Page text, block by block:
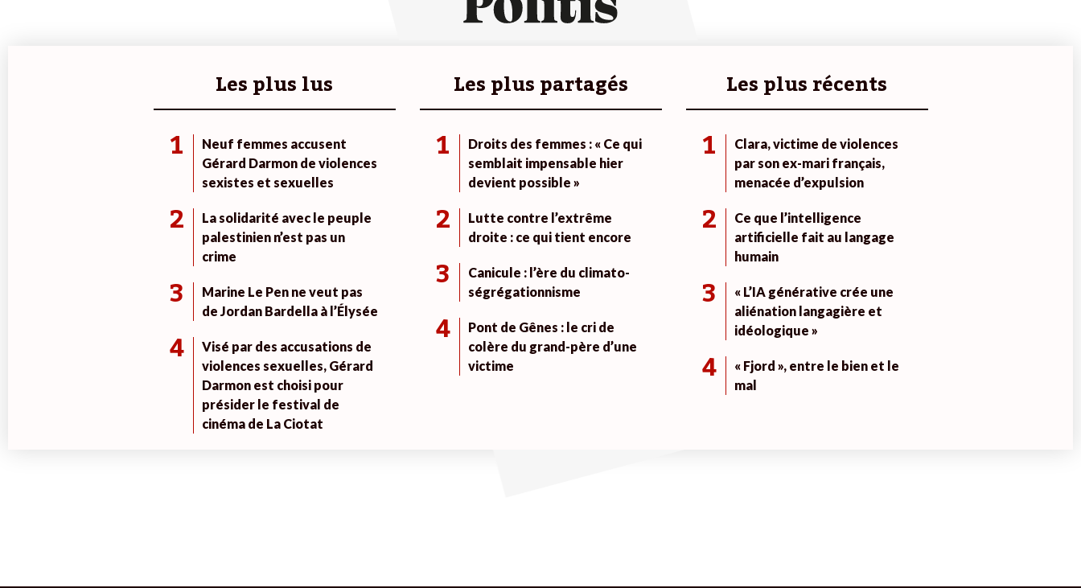
Les plus lus
1
Neuf femmes accusent
Gérard Darmon de violences
sexistes et sexuelles
2
La solidarité avec le peuple
palestinien n’est pas un
crime
3
Marine Le Pen ne veut pas
de Jordan Bardella à l’Élysée
4
Visé par des accusations de
violences sexuelles, Gérard
Darmon est choisi pour
présider le festival de
cinéma de La Ciotat
Les plus partagés
1
Droits des femmes : « Ce qui
semblait impensable hier
devient possible »
2
Lutte contre l’extrême
droite : ce qui tient encore
3
Canicule : l’ère du climato-
ségrégationnisme
4
Pont de Gênes : le cri de
colère du grand-père d’une
victime
Les plus récents
1
Clara, victime de violences
par son ex-mari français,
menacée d’expulsion
2
Ce que l’intelligence
artificielle fait au langage
humain
3
« L’IA générative crée une
aliénation langagière et
idéologique »
4
« Fjord », entre le bien et le
mal